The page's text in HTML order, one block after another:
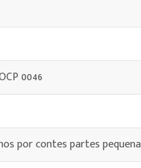
0046
por contes partes pequena